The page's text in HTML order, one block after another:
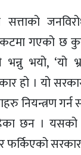
सत्ताको
गएको छ
भयो, ‘यो
हो । यो
नियन्त्रण गर्न
छन । यसको
फर्किएको